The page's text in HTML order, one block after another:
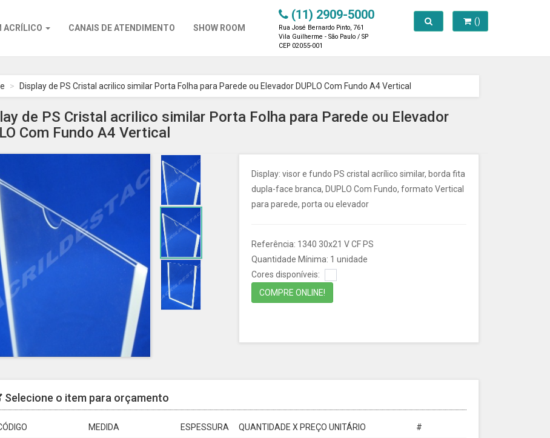
ACRÍLICO CANAIS DE ATENDIMENTO SHOW ROOM
(11) 2909-5000
Rua José Bernardo Pinto, 761
Vila Guilherme - São Paulo / SP
CEP 02055-001
()
Toggle search
Display de PS Cristal acrilico similar Porta Folha para Parede ou Elevador DUPLO Com Fundo A4 Vertical
de PS Cristal acrilico similar Porta Folha para Parede ou Elevador
Com Fundo A4 Vertical
Display: visor e fundo PS cristal acrílico similar, borda fita
dupla-face branca, DUPLO Com Fundo, formato Vertical
para parede, porta ou elevador
Referência: 1340 30x21 V CF PS
Quantidade Mínima: 1 unidade
Cores disponíveis:
COMPRE ONLINE!
Selecione o item para orçamento
MEDIDA ESPESSURA QUANTIDADE X PREÇO UNITÁRIO #